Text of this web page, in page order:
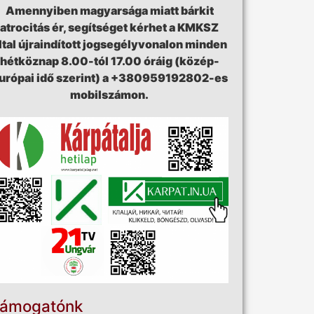
Amennyiben magyarsága miatt bárkit
atrocitás ér, segítséget kérhet a KMKSZ
újraindított jogsegélyvonalon minden
hétköznap 8.00-tól 17.00 óráig (közép-
idő szerint) a +380959192802-es
mobilszámon.